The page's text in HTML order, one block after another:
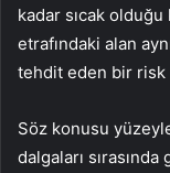
kadar sıcak
etrafındaki alan
tehdit eden bir risk
Söz konusu
dalgaları